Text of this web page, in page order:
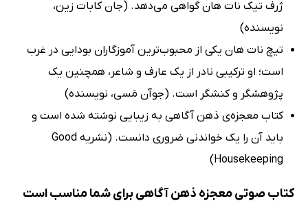
ژرف تیک نات هان گواهی می‌دهد. (جان کابات زین،
نویسنده)
تیچ نات هان یکی از محبوب‌ترین آموزگاران بودایی در غرب
است؛ او ترکیبی نادر از یک عارف و شاعر، همچنین یک
پژوهشگر و کنشگر است. (جوآن مَسی، نویسنده)
کتاب معجزه‌ی ذهن آگاهی به زیبایی نوشته شده است و
باید آن را یک خواندنی ضروری دانست. (نشریه Good
Housekeeping)
کتاب صوتی معجزه ذهن آگاهی برای شما مناسب است